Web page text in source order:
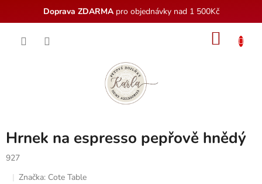
Doprava ZDARMApro objednávky nad 1 500Kč
Hrnek na espresso pepřově hnědý
927
Značka: Cote Table